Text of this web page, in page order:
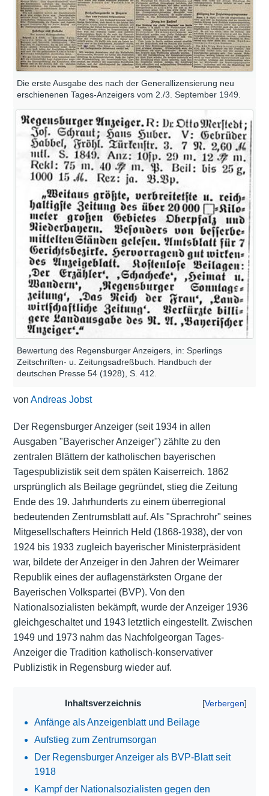
Die erste Ausgabe des nach der Generallizensierung neu
erschienenen Tages-Anzeigers vom 2./3. September 1949.
Bewertung des Regensburger Anzeigers, in: Sperlings
Zeitschriften- u. Zeitungsadreßbuch. Handbuch der
deutschen Presse 54 (1928), S. 412.
von Andreas Jobst
Der Regensburger Anzeiger (seit 1934 in allen
Ausgaben "Bayerischer Anzeiger") zählte zu den
zentralen Blättern der katholischen bayerischen
Tagespublizistik seit dem späten Kaiserreich. 1862
ursprünglich als Beilage gegründet, stieg die Zeitung
Ende des 19. Jahrhunderts zu einem überregional
bedeutenden Zentrumsblatt auf. Als "Sprachrohr" seines
Mitgesellschafters Heinrich Held (1868-1938), der von
1924 bis 1933 zugleich bayerischer Ministerpräsident
war, bildete der Anzeiger in den Jahren der Weimarer
Republik eines der auflagenstärksten Organe der
Bayerischen Volkspartei (BVP). Von den
Nationalsozialisten bekämpft, wurde der Anzeiger 1936
gleichgeschaltet und 1943 letztlich eingestellt. Zwischen
1949 und 1973 nahm das Nachfolgeorgan Tages-
Anzeiger die Tradition katholisch-konservativer
Publizistik in Regensburg wieder auf.
Inhaltsverzeichnis
Anfänge als Anzeigenblatt und Beilage
Aufstieg zum Zentrumsorgan
Der Regensburger Anzeiger als BVP-Blatt seit
1918
Kampf der Nationalsozialisten gegen den